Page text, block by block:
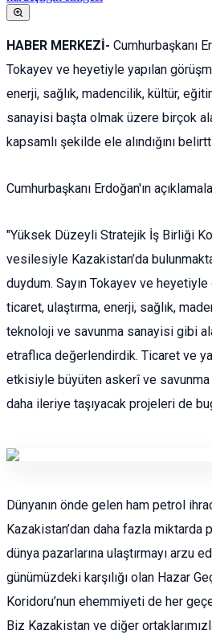
HABER MERKEZİ- Cumhurbaşkanı
Tokayev ve heyetiyle yapılan
enerji, sağlık, madencilik, kültür,
sanayisi başta olmak üzere birçok
kapsamlı şekilde ele alındığını
Cumhurbaşkanı Erdoğan'ın
"Yüksek Düzeyli Stratejik İş Birliği
vesilesiyle Kazakistan’da
duydum. Sayın Tokayev ve
ticaret, ulaştırma, enerji, sağlık,
teknoloji ve savunma sanayisi gibi
etraflıca değerlendirdik. Ticaret ve
etkisiyle büyüten askerî ve
daha ileriye taşıyacak projeleri de
Dünyanın önde gelen ham petrol
Kazakistan’dan daha fazla
dünya pazarlarına ulaştırmayı arzu
günümüzdeki karşılığı olan Hazar
Koridoru’nun ehemmiyeti de her
Biz Kazakistan ve diğer